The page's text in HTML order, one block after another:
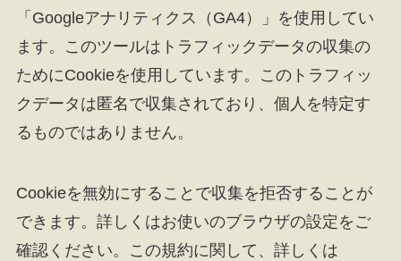
「Googleアナリティクス（GA4）」を使用してい
ます。このツールはトラフィックデータの収集の
ためにCookieを使用しています。このトラフィッ
クデータは匿名で収集されており、個人を特定す
るものではありません。
Cookieを無効にすることで収集を拒否することが
できます。詳しくはお使いのブラウザの設定をご
確認ください。この規約に関して、詳しくは